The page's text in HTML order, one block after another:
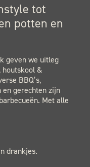
tot
potten en
geven we uitleg
&
BBQ’s,
en gerechten zijn
Met alle
drankjes.